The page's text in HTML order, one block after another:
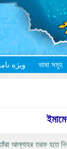
ویژه ভাষা সমূহ
আল্লাহর তরফ হতে